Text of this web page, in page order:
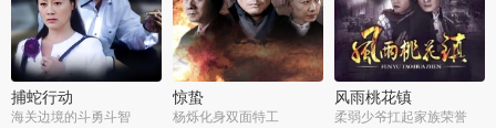
捕蛇行动
海关边境的斗勇斗智
惊蛰
杨烁化身双面特工
风雨桃花镇
柔弱少爷扛起家族荣誉